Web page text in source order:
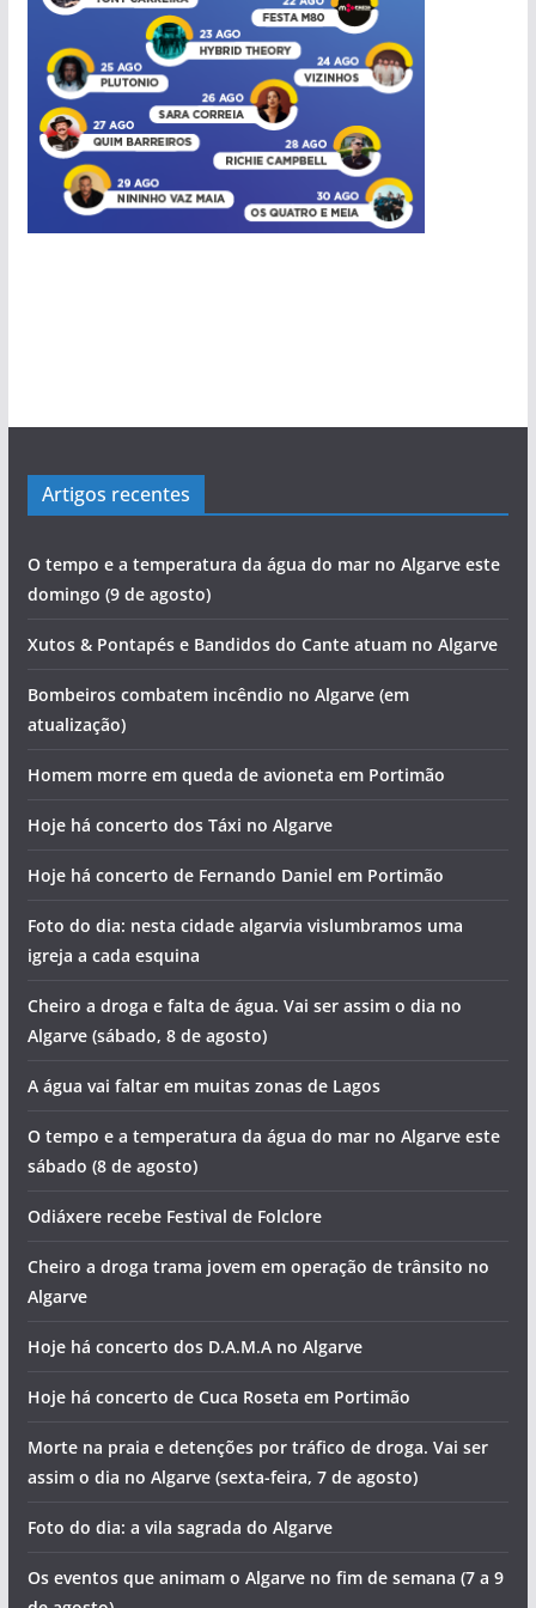
Artigos recentes
O tempo e a temperatura da água do mar no Algarve este
domingo (9 de agosto)
Xutos & Pontapés e Bandidos do Cante atuam no Algarve
Bombeiros combatem incêndio no Algarve (em
atualização)
Homem morre em queda de avioneta em Portimão
Hoje há concerto dos Táxi no Algarve
Hoje há concerto de Fernando Daniel em Portimão
Foto do dia: nesta cidade algarvia vislumbramos uma
igreja a cada esquina
Cheiro a droga e falta de água. Vai ser assim o dia no
Algarve (sábado, 8 de agosto)
A água vai faltar em muitas zonas de Lagos
O tempo e a temperatura da água do mar no Algarve este
sábado (8 de agosto)
Odiáxere recebe Festival de Folclore
Cheiro a droga trama jovem em operação de trânsito no
Algarve
Hoje há concerto dos D.A.M.A no Algarve
Hoje há concerto de Cuca Roseta em Portimão
Morte na praia e detenções por tráfico de droga. Vai ser
assim o dia no Algarve (sexta-feira, 7 de agosto)
Foto do dia: a vila sagrada do Algarve
Os eventos que animam o Algarve no fim de semana (7 a 9